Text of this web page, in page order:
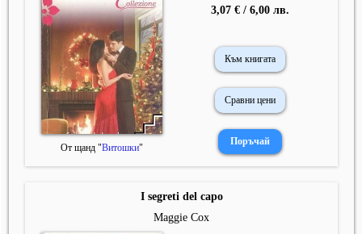
От щанд "Витошки"
3,07 € / 6,00 лв.
Към книгата
Сравни цени
I segreti del capo
Maggie Cox